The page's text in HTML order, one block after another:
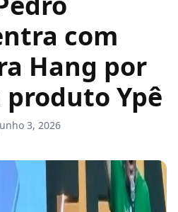
com
Hang por
Ypê
3, 2026